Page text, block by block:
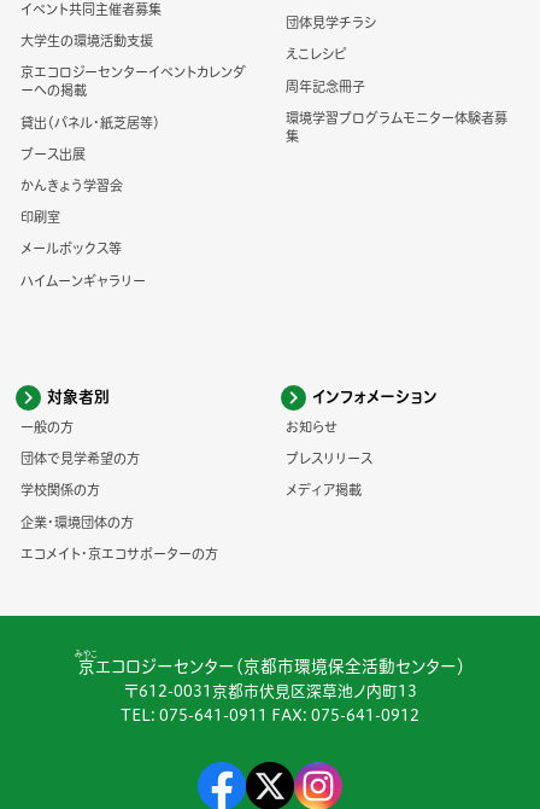
イベント共同主催者募集
大学生の環境活動支援
京エコロジーセンターイベントカレンダ
ーへの掲載
貸出（パネル・紙芝居等）
ブース出展
かんきょう学習会
印刷室
メールボックス等
ハイムーンギャラリー
団体見学チラシ
えこレシピ
周年記念冊子
環境学習プログラムモニター体験者募
集
対象者別
一般の方
団体で見学希望の方
学校関係の方
企業・環境団体の方
エコメイト・京エコサポーターの方
インフォメーション
お知らせ
プレスリリース
メディア掲載
京
みやこ
エコロジーセンター（京都市環境保全活動センター）
〒612-0031京都市伏見区深草池ノ内町13
TEL: 075-641-0911 FAX: 075-641-0912